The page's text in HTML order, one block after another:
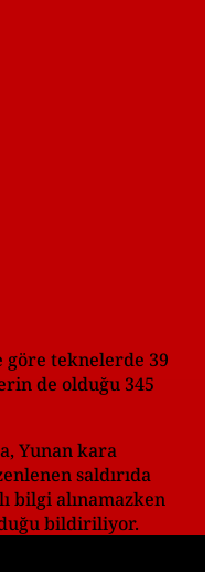
teknelerde 39
de olduğu 345
Yunan kara
saldırıda
bilgi alınamazken
bildiriliyor.